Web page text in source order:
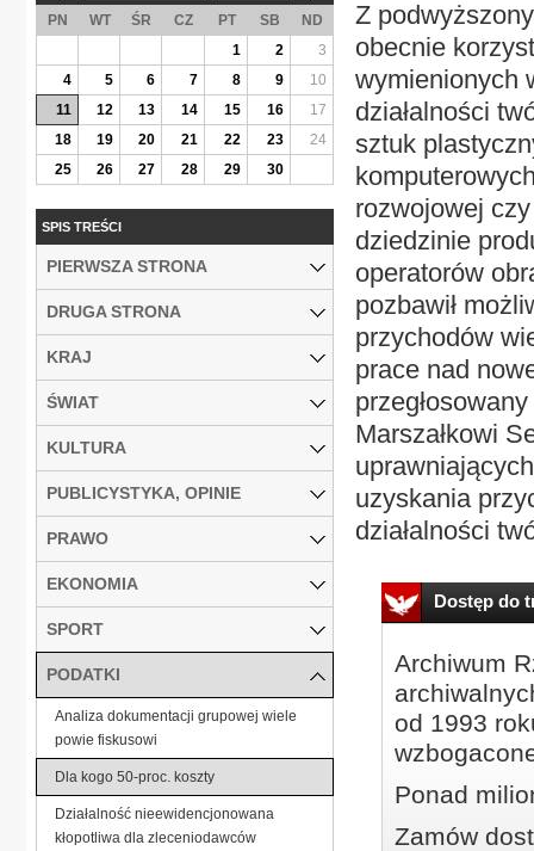
Z
obecnie
wymienionych
działalności
sztuk
rozwojowej
dziedzinie
operatorów
pozbawił
przychodów
prace nad
Marszałkowi
uzyskania
działalności
Dostęp do
Archiwum
od 1993
Ponad
Zamów
PN WT ŚR CZ PT SB
ND
1
2
3
4
5 6 7 8 9
10
11
12 13 14 15 16
17
18
19 20 21 22 23
24
25
26 27 28 29 30
SPIS TREŚCI
PIERWSZA STRONA
DRUGA STRONA
KRAJ
ŚWIAT
KULTURA
PUBLICYSTYKA, OPINIE
PRAWO
EKONOMIA
SPORT
PODATKI
Analiza dokumentacji grupowej wiele
powie fiskusowi
Dla kogo 50-proc. koszty
Działalność nieewidencjonowana
kłopotliwa dla zleceniodawców